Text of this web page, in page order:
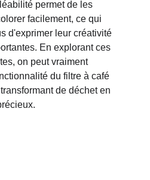
permet de les
facilement, ce qui
d'exprimer leur créativité
En explorant ces
on peut vraiment
du filtre à café
de déchet en